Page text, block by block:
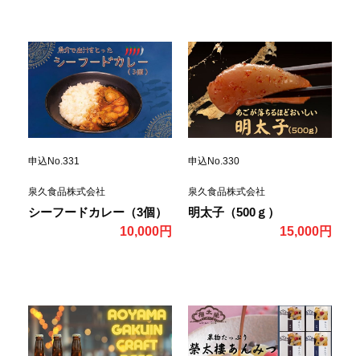
申込No.331
泉久食品株式会社
シーフードカレー（3個）
10,000円
申込No.330
泉久食品株式会社
明太子（500ｇ）
15,000円